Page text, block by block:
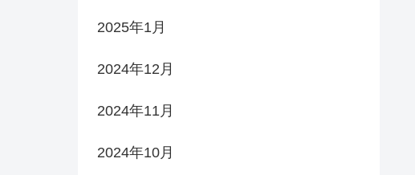
2025年1月
2024年12月
2024年11月
2024年10月